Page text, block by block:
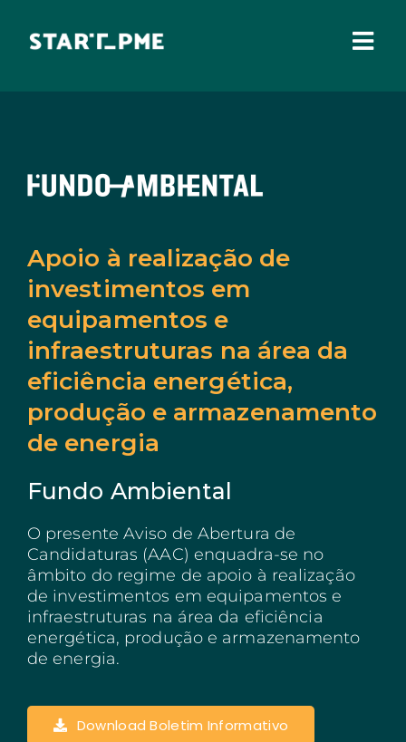
content
Fundo Santa Casa
Comissão Europeia
Benefícios Fiscais
Administração Local
IEFP
Açores
Turismo de Portugal
PEPAC Agricultura
Portugal 2030
SERVIÇOS
ECOSSISTEMA
Apoio à realização de
investimentos em
equipamentos e
infraestruturas na área da
eficiência energética,
produção e armazenamento
de energia
Fundo Ambiental
O presente Aviso de Abertura de
Candidaturas (AAC) enquadra-se no
âmbito do regime de apoio à realização
de investimentos em equipamentos e
infraestruturas na área da eficiência
energética, produção e armazenamento
de energia.
Download Boletim Informativo